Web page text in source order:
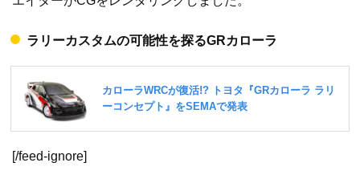
ラリーカスタムの可能性を探るGRカローラ
[/feed-ignore]